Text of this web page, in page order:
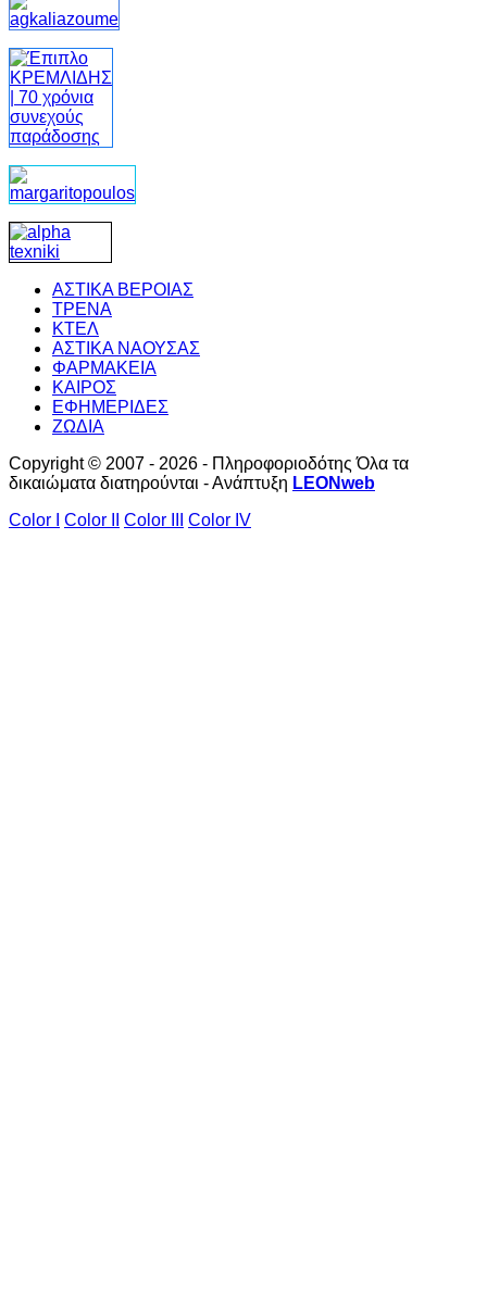
ΑΣΤΙΚΑ ΒΕΡΟΙΑΣ
ΤΡΕΝΑ
ΚΤΕΛ
ΑΣΤΙΚΑ ΝΑΟΥΣΑΣ
ΦΑΡΜΑΚΕΙΑ
ΚΑΙΡΟΣ
ΕΦΗΜΕΡΙΔΕΣ
ΖΩΔΙΑ
Copyright © 2007 - 2026 - Πληροφοριοδότης Όλα τα
δικαιώματα διατηρούνται - Ανάπτυξη LEONweb
Color I
Color II Color III Color IV